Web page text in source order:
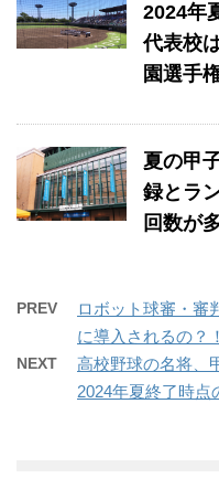
2024年
代表校
園選手
夏の甲
録とラ
回数が
PREV
ロボット球審・審
に導入されるの？！
NEXT
高校野球の名将、
2024年夏終了時点